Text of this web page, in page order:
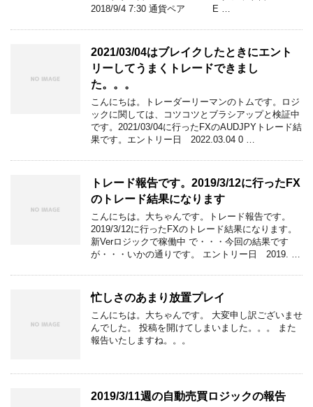
2018/9/4 7:30 通貨ペア E …
2021/03/04はブレイクしたときにエント
リーしてうまくトレードできまし
た。。。
こんにちは。トレーダーリーマンのトムです。ロジ
ックに関しては、コツコツとブラシアップと検証中
です。2021/03/04に行ったFXのAUDJPYトレード結
果です。エントリー日 2022.03.04 0 …
トレード報告です。2019/3/12に行ったFX
のトレード結果になります
こんにちは。大ちゃんです。トレード報告です。
2019/3/12に行ったFXのトレード結果になります。
新Verロジックで稼働中 で・・・今回の結果です
が・・・いかの通りです。 エントリー日 2019. …
忙しさのあまり放置プレイ
こんにちは。大ちゃんです。 大変申し訳ございませ
んでした。 投稿を開けてしまいました。。。 また
報告いたしますね。。。
2019/3/11週の自動売買ロジックの報告